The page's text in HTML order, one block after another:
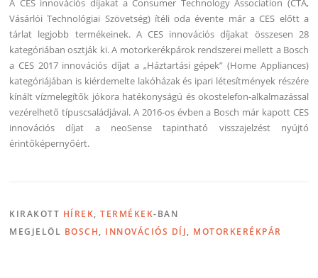
A CES innovációs díjakat a Consumer Technology Association (CTA,
Vásárlói Technológiai Szövetség) ítéli oda évente már a CES előtt a
tárlat legjobb termékeinek. A CES innovációs díjakat összesen 28
kategóriában osztják ki. A motorkerékpárok rendszerei mellett a Bosch
a CES 2017 innovációs díjat a „Háztartási gépek” (Home Appliances)
kategóriájában is kiérdemelte lakóházak és ipari létesítmények részére
kínált vízmelegítők jókora hatékonyságú és okostelefon-alkalmazással
vezérelhető típuscsaládjával. A 2016-os évben a Bosch már kapott CES
innovációs díjat a neoSense tapintható visszajelzést nyújtó
érintőképernyőért.
KIRAKOTT HÍREK,TERMÉKEK-BAN
MEGJELÖL BOSCH, INNOVÁCIÓS DÍJ, MOTORKERÉKPÁR